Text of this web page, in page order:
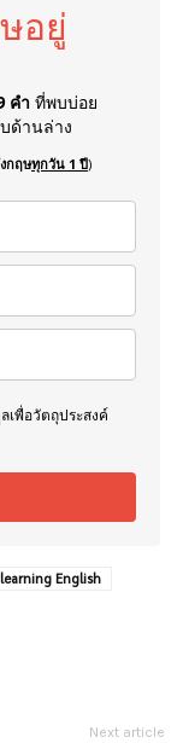
อยู่
คำ ที่พบบ่อย
ด้านล่าง
กฤษทุกวัน 1 ปี)
เพื่อวัตถุประสงค์
learning English
Next article